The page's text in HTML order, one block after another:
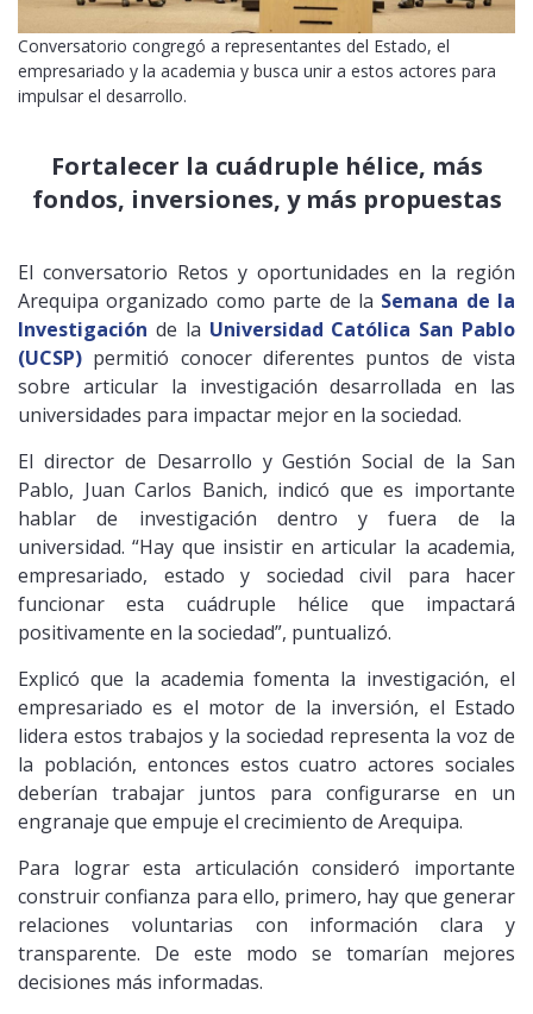
Conversatorio congregó a representantes del Estado, el
empresariado y la academia y busca unir a estos actores para
impulsar el desarrollo.
Fortalecer la cuádruple hélice, más
fondos, inversiones, y más propuestas
El conversatorio Retos y oportunidades en la región
Arequipa organizado como parte de la Semana de la
Investigación de la Universidad Católica San Pablo
(UCSP) permitió conocer diferentes puntos de vista
sobre articular la investigación desarrollada en las
universidades para impactar mejor en la sociedad.
El director de Desarrollo y Gestión Social de la San
Pablo, Juan Carlos Banich, indicó que es importante
hablar de investigación dentro y fuera de la
universidad. “Hay que insistir en articular la academia,
empresariado, estado y sociedad civil para hacer
funcionar esta cuádruple hélice que impactará
positivamente en la sociedad”, puntualizó.
Explicó que la academia fomenta la investigación, el
empresariado es el motor de la inversión, el Estado
lidera estos trabajos y la sociedad representa la voz de
la población, entonces estos cuatro actores sociales
deberían trabajar juntos para configurarse en un
engranaje que empuje el crecimiento de Arequipa.
Para lograr esta articulación consideró importante
construir confianza para ello, primero, hay que generar
relaciones voluntarias con información clara y
transparente. De este modo se tomarían mejores
decisiones más informadas.